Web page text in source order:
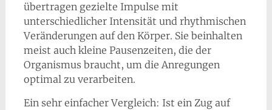
übertragen gezielte Impulse mit
unterschiedlicher Intensität und rhythmischen
Veränderungen auf den Körper. Sie beinhalten
meist auch kleine Pausenzeiten, die der
Organismus braucht, um die Anregungen
optimal zu verarbeiten.
Ein sehr einfacher Vergleich: Ist ein Zug auf